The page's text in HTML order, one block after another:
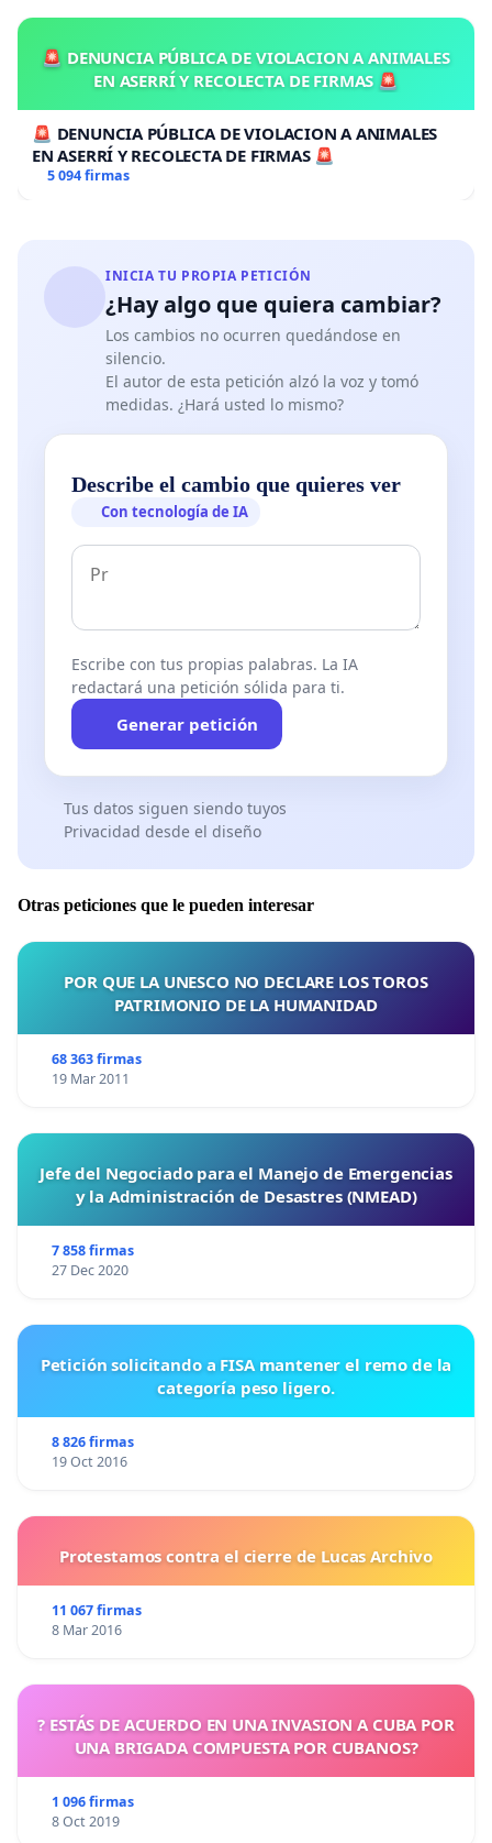
🚨 DENUNCIA PÚBLICA DE VIOLACION A ANIMALES
EN ASERRÍ Y RECOLECTA DE FIRMAS 🚨
🚨 DENUNCIA PÚBLICA DE VIOLACION A ANIMALES
EN ASERRÍ Y RECOLECTA DE FIRMAS 🚨
5 094 firmas
INICIA TU PROPIA PETICIÓN
¿Hay algo que quiera cambiar?
Los cambios no ocurren quedándose en
silencio.
El autor de esta petición alzó la voz y tomó
medidas. ¿Hará usted lo mismo?
Describe el cambio que quieres ver
Con tecnología de IA
Escribe con tus propias palabras. La IA
redactará una petición sólida para ti.
Generar petición
Tus datos siguen siendo tuyos
Privacidad desde el diseño
Otras peticiones que le pueden interesar
POR QUE LA UNESCO NO DECLARE LOS TOROS
PATRIMONIO DE LA HUMANIDAD
68 363 firmas
19 Mar 2011
Jefe del Negociado para el Manejo de Emergencias
y la Administración de Desastres (NMEAD)
7 858 firmas
27 Dec 2020
Petición solicitando a FISA mantener el remo de la
categoría peso ligero.
8 826 firmas
19 Oct 2016
Protestamos contra el cierre de Lucas Archivo
11 067 firmas
8 Mar 2016
? ESTÁS DE ACUERDO EN UNA INVASION A CUBA POR
UNA BRIGADA COMPUESTA POR CUBANOS?
1 096 firmas
8 Oct 2019